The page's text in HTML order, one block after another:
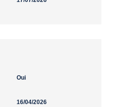
Oui
16/04/2026